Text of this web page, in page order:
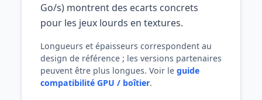
Go/s) montrent des ecarts concrets
pour les jeux lourds en textures.
Longueurs et épaisseurs correspondent au
design de référence ; les versions partenaires
peuvent être plus longues. Voir le guide
compatibilité GPU / boîtier.